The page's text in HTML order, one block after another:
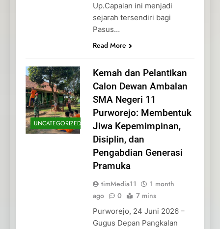
Up.Capaian ini menjadi
sejarah tersendiri bagi
Pasus…
Read More
UNCATEGORIZED
Kemah dan Pelantikan
Calon Dewan Ambalan
SMA Negeri 11
Purworejo: Membentuk
Jiwa Kepemimpinan,
Disiplin, dan
Pengabdian Generasi
Pramuka
timMedia11
1 month
ago
0 7 mins
Purworejo, 24 Juni 2026 –
Gugus Depan Pangkalan